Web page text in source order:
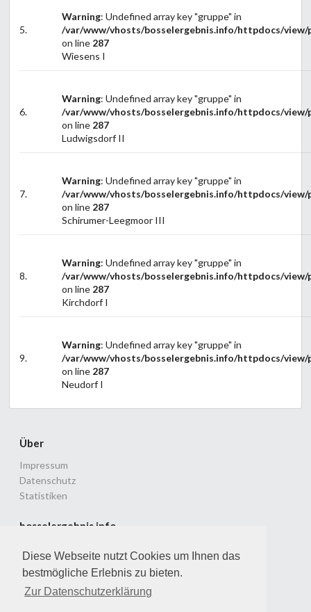
Diese Webseite nutzt Cookies um Ihnen das
bestmögliche Erlebnis zu bieten.
Zur Datenschutzerklärung
5.
Warning: Undefined array key "gruppe" in
/var/www/vhosts/bosselergebnis.info/httpdocs/view/
on line 287
Wiesens I
6.
Warning: Undefined array key "gruppe" in
/var/www/vhosts/bosselergebnis.info/httpdocs/view/
on line 287
Ludwigsdorf II
7.
Warning: Undefined array key "gruppe" in
/var/www/vhosts/bosselergebnis.info/httpdocs/view/
on line 287
Schirumer-Leegmoor III
8.
Warning: Undefined array key "gruppe" in
/var/www/vhosts/bosselergebnis.info/httpdocs/view/
on line 287
Kirchdorf I
9.
Warning: Undefined array key "gruppe" in
/var/www/vhosts/bosselergebnis.info/httpdocs/view/
on line 287
Neudorf I
Über
Impressum
Datenschutz
Statistiken
bosselergebnis.info
Ligenspielbetrieb im Landesverband Ostfriesland
© 2010 - 2026 Dirk & Patrick Lammers
Version: 2.3.0 vom 04.06.2026